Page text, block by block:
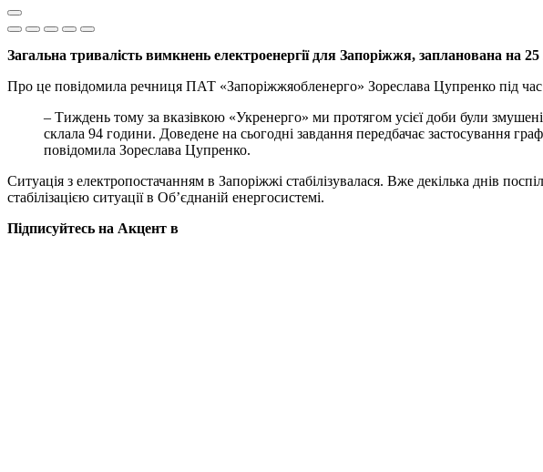
Загальна тривалість вимкнень електроенергії для Запоріжжя, запланована на
Про це повідомила речниця ПАТ «Запоріжжяобленерго» Зореслава Цупренко під час
– Тиждень тому за вказівкою «Укренерго» ми протягом усієї доби були
склала 94 години. Доведене на сьогодні завдання передбачає застосування
повідомила Зореслава Цупренко.
Ситуація з електропостачанням в Запоріжжі стабілізувалася. Вже декілька днів
стабілізацією ситуації в Об’єднаній енергосистемі.
Підписуйтесь на Акцент в